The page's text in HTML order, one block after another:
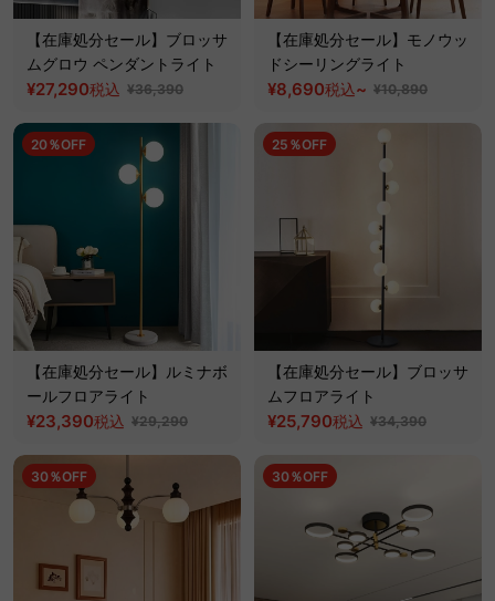
【在庫処分セール】ブロッサ
ムグロウ ペンダントライト
¥27,290税込 ¥36,390
【在庫処分セール】モノウッ
ドシーリングライト
¥8,690税込~ ¥10,890
20％OFF
【在庫処分セール】ルミナボ
ールフロアライト
¥23,390税込 ¥29,290
25％OFF
【在庫処分セール】ブロッサ
ムフロアライト
¥25,790税込 ¥34,390
30％OFF 30％OFF